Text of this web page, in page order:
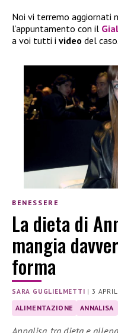
Noi vi terremo aggiornati
l’appuntamento con il
a voi tutti i video del caso.
BENESSERE
La dieta di
mangia
forma
SARA GUGLIELMETTI |3
ALIMENTAZIONE ANNALISA